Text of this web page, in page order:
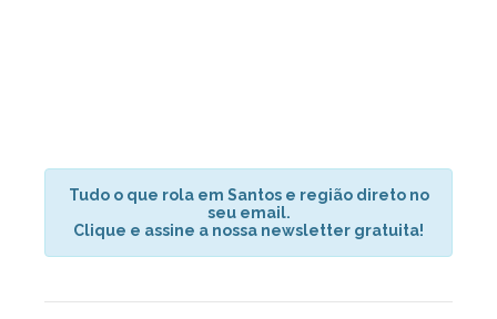
Tudo o que rola em Santos e região direto no
seu email.
Clique e assine a nossa newsletter gratuita!